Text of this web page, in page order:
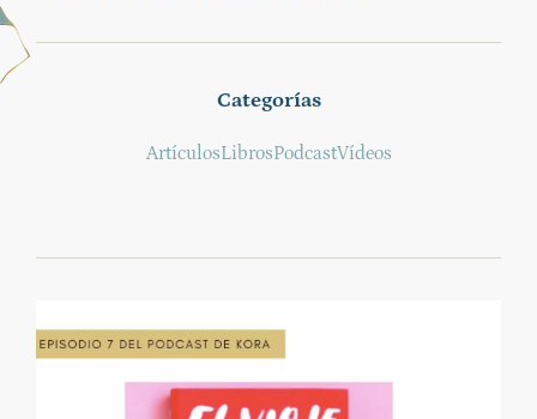
Categorías
ArtículosLibrosPodcastVídeos